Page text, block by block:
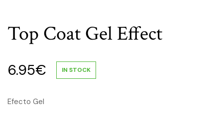
Top Coat Gel Effect
6.95€ IN STOCK
Efecto Gel